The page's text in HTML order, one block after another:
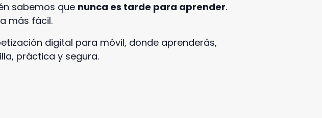
sabemos que nunca es tarde para aprender.
más fácil.
digital para móvil, donde aprenderás,
práctica y segura.